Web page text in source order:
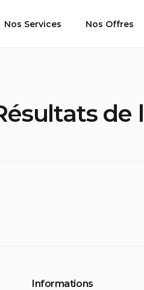
Nos Services Nos Offres
de
Informations